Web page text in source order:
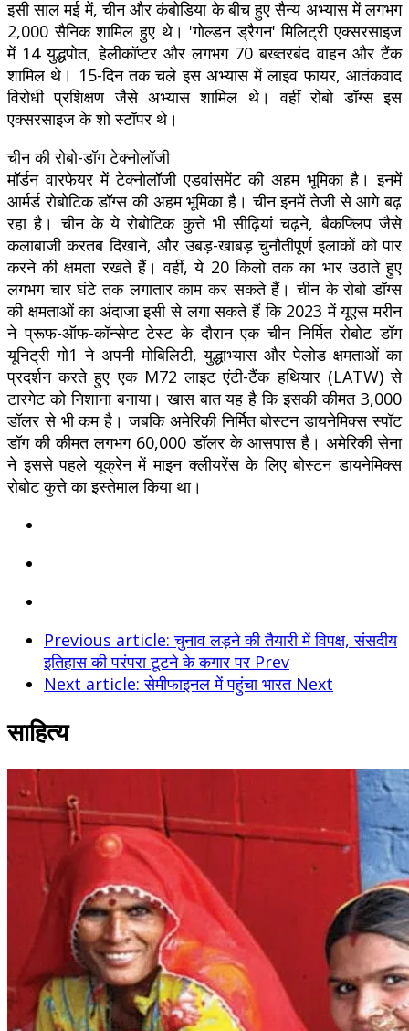
इसी साल मई में, चीन और कंबोडिया के बीच हुए सैन्य अभ्यास में लगभग
2,000 सैनिक शामिल हुए थे। 'गोल्डन ड्रैगन' मिलिट्री एक्सरसाइज
में 14 युद्धपोत, हेलीकॉप्टर और लगभग 70 बख्तरबंद वाहन और टैंक
शामिल थे। 15-दिन तक चले इस अभ्यास में लाइव फायर, आतंकवाद
विरोधी प्रशिक्षण जैसे अभ्यास शामिल थे। वहीं रोबो डॉग्स इस
एक्सरसाइज के शो स्टॉपर थे।
चीन की रोबो-डॉग टेक्नोलॉजी
मॉर्डन वारफेयर में टेक्नोलॉजी एडवांसमेंट की अहम भूमिका है। इनमें
आर्मर्ड रोबोटिक डॉग्स की अहम भूमिका है। चीन इनमें तेजी से आगे बढ़
रहा है। चीन के ये रोबोटिक कुत्ते भी सीढ़ियां चढ़ने, बैकफ्लिप जैसे
कलाबाजी करतब दिखाने, और उबड़-खाबड़ चुनौतीपूर्ण इलाकों को पार
करने की क्षमता रखते हैं। वहीं, ये 20 किलो तक का भार उठाते हुए
लगभग चार घंटे तक लगातार काम कर सकते हैं। चीन के रोबो डॉग्स
की क्षमताओं का अंदाजा इसी से लगा सकते हैं कि 2023 में यूएस मरीन
ने प्रूफ-ऑफ-कॉन्सेप्ट टेस्ट के दौरान एक चीन निर्मित रोबोट डॉग
यूनिट्री गो1 ने अपनी मोबिलिटी, युद्धाभ्यास और पेलोड क्षमताओं का
प्रदर्शन करते हुए एक M72 लाइट एंटी-टैंक हथियार (LATW) से
टारगेट को निशाना बनाया। खास बात यह है कि इसकी कीमत 3,000
डॉलर से भी कम है। जबकि अमेरिकी निर्मित बोस्टन डायनेमिक्स स्पॉट
डॉग की कीमत लगभग 60,000 डॉलर के आसपास है। अमेरिकी सेना
ने इससे पहले यूक्रेन में माइन क्लीयरेंस के लिए बोस्टन डायनेमिक्स
रोबोट कुत्ते का इस्तेमाल किया था।
Previous article: चुनाव लड़ने की तैयारी में विपक्ष, संसदीय
इतिहास की परंपरा टूटने के कगार पर Prev
Next article: सेमीफाइनल में पहुंचा भारत Next
साहित्य